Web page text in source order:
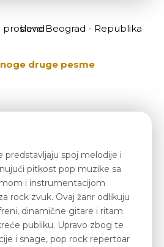
druge pesme
predstavljaju spoj melodije i
pitkost pop muzike sa
i instrumentacijom
rock zvuk. Ovaj žanr odlikuju
dinamične gitare i ritam
publiku. Upravo zbog te
i snage, pop rock repertoar